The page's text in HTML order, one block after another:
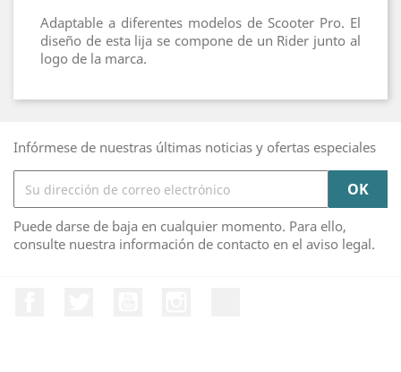
Adaptable a diferentes modelos de Scooter Pro. El
diseño de esta lija se compone de un Rider junto al
logo de la marca.
Infórmese de nuestras últimas noticias y ofertas especiales
Puede darse de baja en cualquier momento. Para ello,
consulte nuestra información de contacto en el aviso legal.